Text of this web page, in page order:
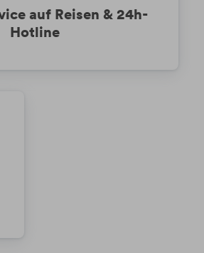
auf Reisen & 24h-
Hotline